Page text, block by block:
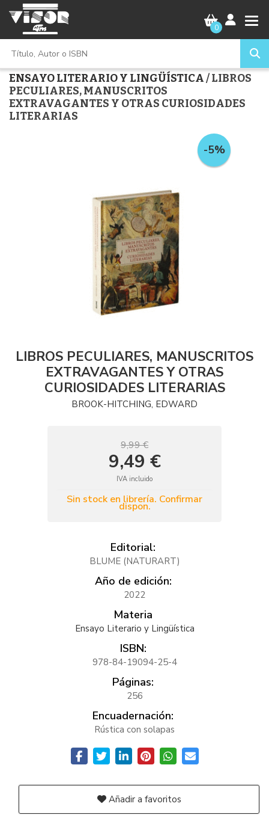
0
ENSAYO LITERARIO Y LINGÜÍSTICA/ LIBROS
PECULIARES, MANUSCRITOS
EXTRAVAGANTES Y OTRAS CURIOSIDADES
LITERARIAS
-5%
LIBROS PECULIARES, MANUSCRITOS
EXTRAVAGANTES Y OTRAS
CURIOSIDADES LITERARIAS
BROOK-HITCHING, EDWARD
9,99 €
9,49 €
IVA incluido
Sin stock en librería. Confirmar
dispon.
Editorial:
BLUME (NATURART)
Año de edición:
2022
Materia
Ensayo Literario y Lingüística
ISBN:
978-84-19094-25-4
Páginas:
256
Encuadernación:
Rústica con solapas
Añadir a favoritos